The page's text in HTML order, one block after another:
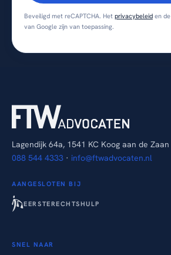
Beveiligd met reCAPTCHA. Het privacybeleid en de
van Google zijn van toepassing.
Lagendijk 64a, 1541 KC Koog aan de Zaan
088 544 4333 · info@ftwadvocaten.nl
AANGESLOTEN BIJ
EERSTERECHTSHULP
SNEL NAAR